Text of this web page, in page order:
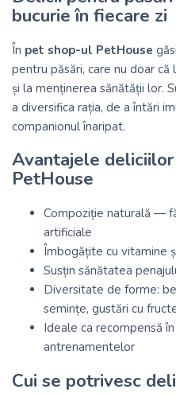
bucurie în fiecare zi
În pet shop-ul PetHouse
pentru păsări, care nu doar
și la menținerea sănătății lor.
a diversifica rația, de a întări
companionul înaripat.
Avantajele
PetHouse
Compoziție naturală —
artificiale
Îmbogățite cu vitamine
Susțin sănătatea
Diversitate de forme:
semințe, gustări cu
Ideale ca recompensă
antrenamentelor
Cui se potrivesc